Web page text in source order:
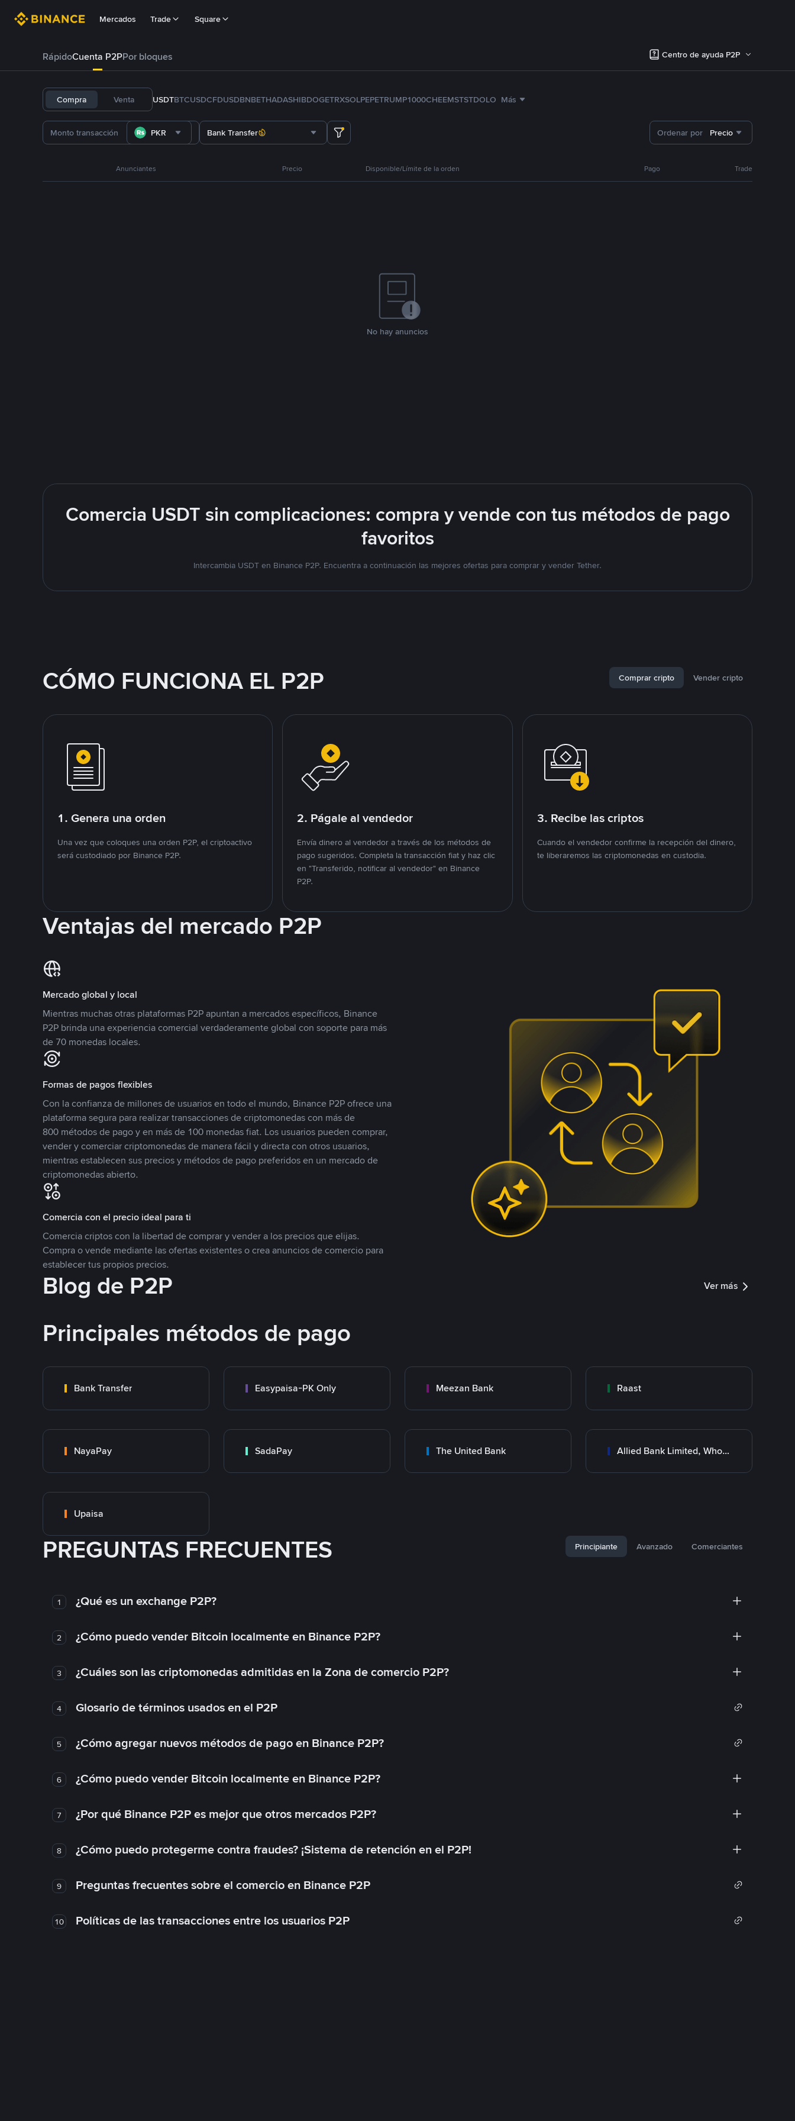
Mercados Trade Square
RápidoCuenta P2PPor bloques Centro de ayuda P2P
Compra Venta USDTBTCUSDCFDUSDBNBETHADASHIBDOGETRXSOLPEPETRUMP1000CHEEMSTSTDOLO Más
PKR Bank Transfer Ordenar por Precio
Anunciantes Precio Disponible/Límite de la orden Pago Trade
No hay anuncios
Comercia USDT sin complicaciones: compra y vende con tus métodos de pago
favoritos
Intercambia USDT en Binance P2P. Encuentra a continuación las mejores ofertas para comprar y vender Tether.
CÓMO FUNCIONA EL P2P Comprar cripto Vender cripto
1. Genera una orden
Una vez que coloques una orden P2P, el criptoactivo
será custodiado por Binance P2P.
2. Págale al vendedor
Envía dinero al vendedor a través de los métodos de
pago sugeridos. Completa la transacción fiat y haz clic
en "Transferido, notificar al vendedor" en Binance
P2P.
3. Recibe las criptos
Cuando el vendedor confirme la recepción del dinero,
te liberaremos las criptomonedas en custodia.
Ventajas del mercado P2P
Mercado global y local
Mientras muchas otras plataformas P2P apuntan a mercados específicos, Binance
P2P brinda una experiencia comercial verdaderamente global con soporte para más
de 70 monedas locales.
Formas de pagos flexibles
Con la confianza de millones de usuarios en todo el mundo, Binance P2P ofrece una
plataforma segura para realizar transacciones de criptomonedas con más de
800 métodos de pago y en más de 100 monedas fiat. Los usuarios pueden comprar,
vender y comerciar criptomonedas de manera fácil y directa con otros usuarios,
mientras establecen sus precios y métodos de pago preferidos en un mercado de
criptomonedas abierto.
Comercia con el precio ideal para ti
Comercia criptos con la libertad de comprar y vender a los precios que elijas.
Compra o vende mediante las ofertas existentes o crea anuncios de comercio para
establecer tus propios precios.
Blog de P2P Ver más
Principales métodos de pago
Bank Transfer Easypaisa-PK Only Meezan Bank Raast
NayaPay SadaPay The United Bank Allied Bank Limited, Wholesale Branch
Upaisa
PREGUNTAS FRECUENTES Principiante Avanzado Comerciantes
1 ¿Qué es un exchange P2P?
2 ¿Cómo puedo vender Bitcoin localmente en Binance P2P?
3 ¿Cuáles son las criptomonedas admitidas en la Zona de comercio P2P?
4 Glosario de términos usados en el P2P
5 ¿Cómo agregar nuevos métodos de pago en Binance P2P?
6 ¿Cómo puedo vender Bitcoin localmente en Binance P2P?
7 ¿Por qué Binance P2P es mejor que otros mercados P2P?
8 ¿Cómo puedo protegerme contra fraudes? ¡Sistema de retención en el P2P!
9 Preguntas frecuentes sobre el comercio en Binance P2P
10 Políticas de las transacciones entre los usuarios P2P